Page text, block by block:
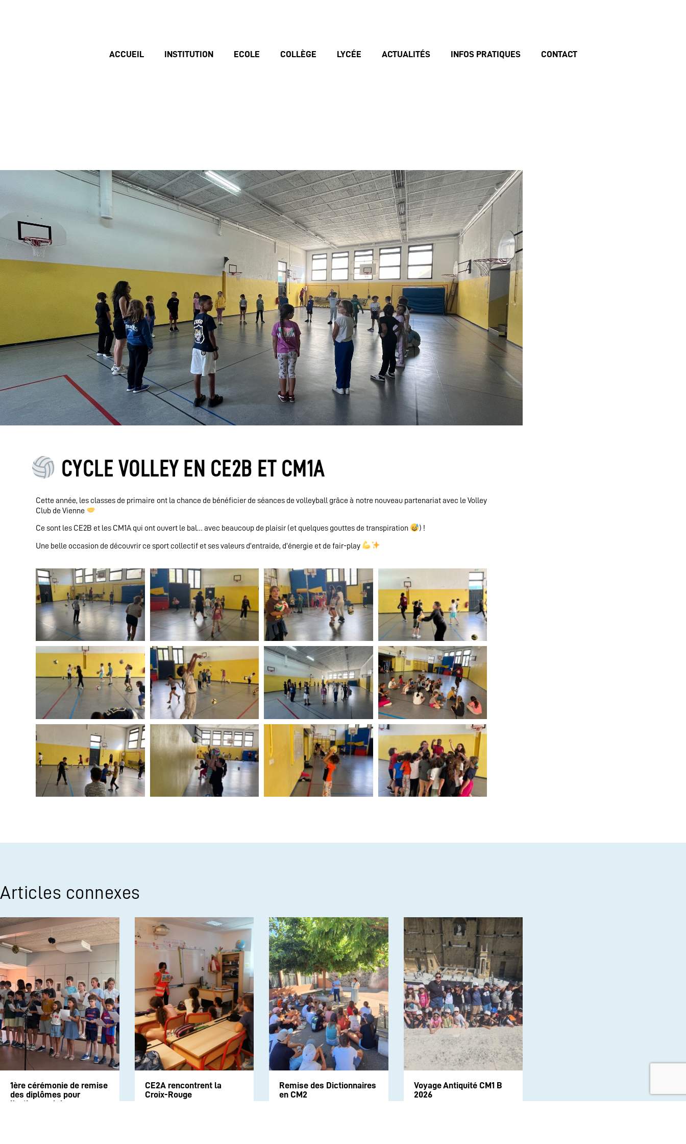
ACCUEIL INSTITUTION ECOLE COLLÈGE LYCÉE ACTUALITÉS INFOS PRATIQUES CONTACT
CYCLE VOLLEY EN CE2B ET CM1A
Cette année, les classes de primaire ont la chance de bénéficier de séances de volleyball grâce à notre nouveau partenariat avec le Volley
Club de Vienne
Ce sont les CE2B et les CM1A qui ont ouvert le bal… avec beaucoup de plaisir (et quelques gouttes de transpiration ) !
Une belle occasion de découvrir ce sport collectif et ses valeurs d’entraide, d’énergie et de fair-play
Articles connexes
1ère cérémonie de remise
des diplômes pour
l’option anglais
CE2A rencontrent la
Croix-Rouge
Remise des Dictionnaires
en CM2
Voyage Antiquité CM1 B
2026